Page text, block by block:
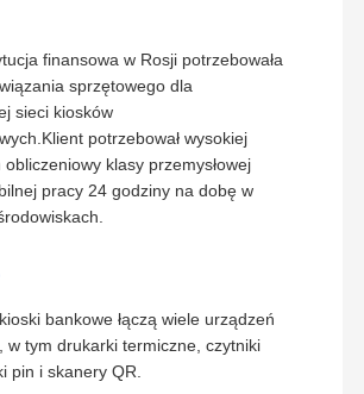
finansowa w Rosji potrzebowała
sprzętowego dla
sieci kiosków
potrzebował wysokiej
klasy przemysłowej
pracy 24 godziny na dobę w
bankowe łączą wiele urządzeń
w tym drukarki termiczne, czytniki
pin i skanery QR.